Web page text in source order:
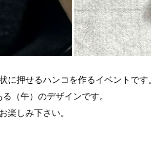
に押せるハンコを作るイベントです
（午）のデザインです。
楽しみ下さい。